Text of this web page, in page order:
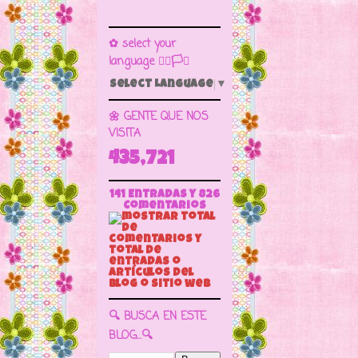
✿ select your
language 🏳️‍🌈🏳️🏁
Select Language ▼
🌼 GENTE QUE NOS
VISITA
435,721
141 Entradas y 826
Comentarios
🔍 BUSCA EN ESTE
BLOG...🔍